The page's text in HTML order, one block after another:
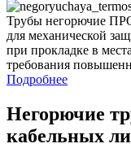
Трубы негорючие
для механической
при прокладке в
требования
Подробнее
Негорючие
кабельных